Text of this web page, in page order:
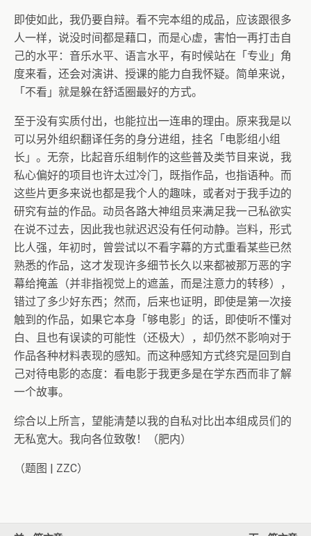
即使如此，我仍要自辩。看不完本组的成品，应该跟很多
人一样，说没时间都是藉口，而是心虚，害怕一再打击自
己的水平：音乐水平、语言水平，有时候站在「专业」角
度来看，还会对演讲、授课的能力自我怀疑。简单来说，
「不看」就是躲在舒适圈最好的方式。
至于没有实质付出，也能拉出一连串的理由。原来我是以
可以另外组织翻译任务的身分进组，挂名「电影组小组
长」。无奈，比起音乐组制作的这些普及类节目来说，我
私心偏好的项目也许太过冷门，既指作品，也指语种。而
这些片更多来说也都是我个人的趣味，或者对于我手边的
研究有益的作品。动员各路大神组员来满足我一己私欲实
在说不过去，因此我也就迟迟没有任何动静。岂料，形式
比人强，年初时，曾尝试以不看字幕的方式重看某些已然
熟悉的作品，这才发现许多细节长久以来都被那万恶的字
幕给掩盖（并非指视觉上的遮盖，而是注意力的转移），
错过了多少好东西；然而，后来也证明，即使是第一次接
触到的作品，如果它本身「够电影」的话，即使听不懂对
白、且也有误读的可能性（还极大），却仍然不影响对于
作品各种材料表现的感知。而这种感知方式终究是回到自
己对待电影的态度：看电影于我更多是在学东西而非了解
一个故事。
综合以上所言，望能清楚以我的自私对比出本组成员们的
无私宽大。我向各位致敬！（肥内）
（题图 | ZZC）